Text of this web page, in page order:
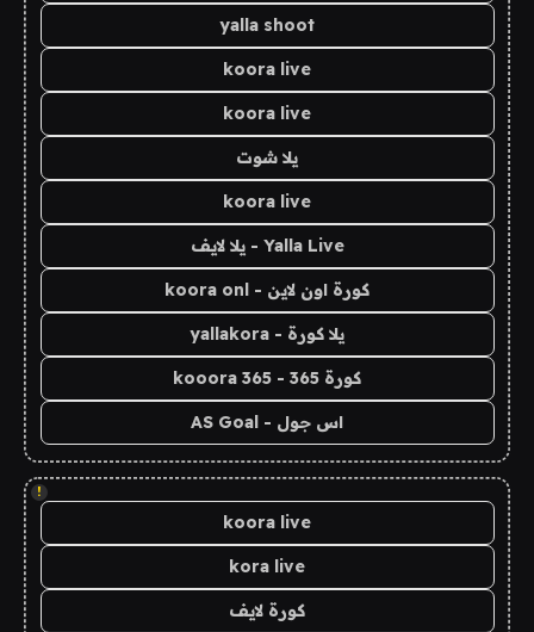
yalla shoot
koora live
koora live
يلا شوت
koora live
Yalla Live - يلا لايف
كورة اون لاين - koora onl
يلا كورة - yallakora
كورة 365 - kooora 365
اس جول - AS Goal
!
koora live
kora live
كورة لايف